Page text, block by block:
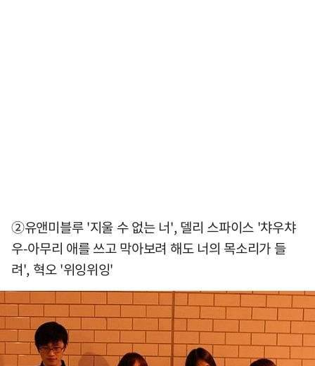
②유앤미블루 '지울 수 없는 너', 델리 스파이스 '챠우챠
우-아무리 애를 쓰고 막아보려 해도 너의 목소리가 들
려', 혁오 '위잉위잉'